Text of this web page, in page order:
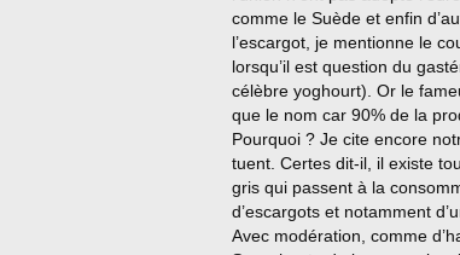
comme le Suède et enfin
l’escargot, je mentionne le
lorsqu’il est question du
célèbre yoghourt). Or le
que le nom car 90% de la
Pourquoi ? Je cite encore
tuent. Certes dit-il, il existe
gris qui passent à la
d’escargots et notamment
Avec modération, comme